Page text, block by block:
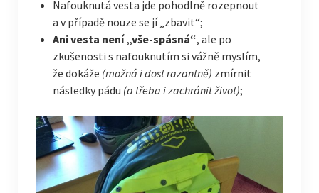
Nafouknutá vesta jde pohodlně rozepnout
a v případě nouze se jí „zbavit“;
Ani vesta není „vše-spásná“, ale po
zkušenosti s nafouknutím si vážně myslím,
že dokáže (možná i dost razantně) zmírnit
následky pádu (a třeba i zachránit život);